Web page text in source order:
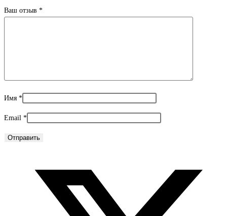
Ваш отзыв *
Имя *
Email *
новом